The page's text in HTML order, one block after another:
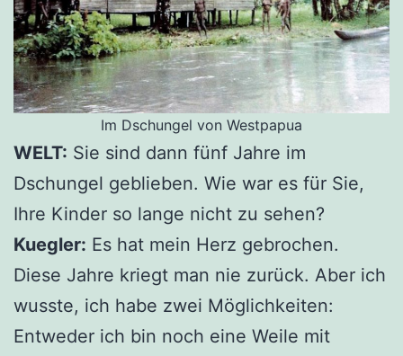
Im Dschungel von Westpapua
WELT: Sie sind dann fünf Jahre im
Dschungel geblieben. Wie war es für Sie,
Ihre Kinder so lange nicht zu sehen?
Kuegler: Es hat mein Herz gebrochen.
Diese Jahre kriegt man nie zurück. Aber ich
wusste, ich habe zwei Möglichkeiten:
Entweder ich bin noch eine Weile mit